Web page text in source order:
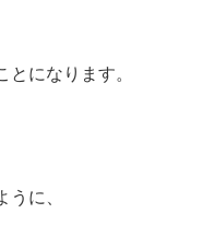
になります。
に、